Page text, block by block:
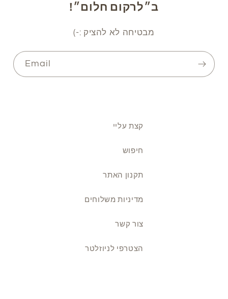
ב״לרקום חלום״!
מבטיחה לא להציק :-)
Email
קצת עליי
חיפוש
תקנון האתר
מדיניות משלוחים
צור קשר
הצטרפי לניוזלטר